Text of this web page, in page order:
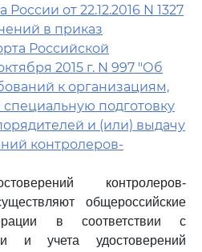
от 22.12.2016 N 1327
в приказ
Российской
2015 г. N 997 "Об
к организациям,
подготовку
и (или) выдачу
контролеров-
контролеров-
общероссийские
в соответствии с
и учета удостоверений